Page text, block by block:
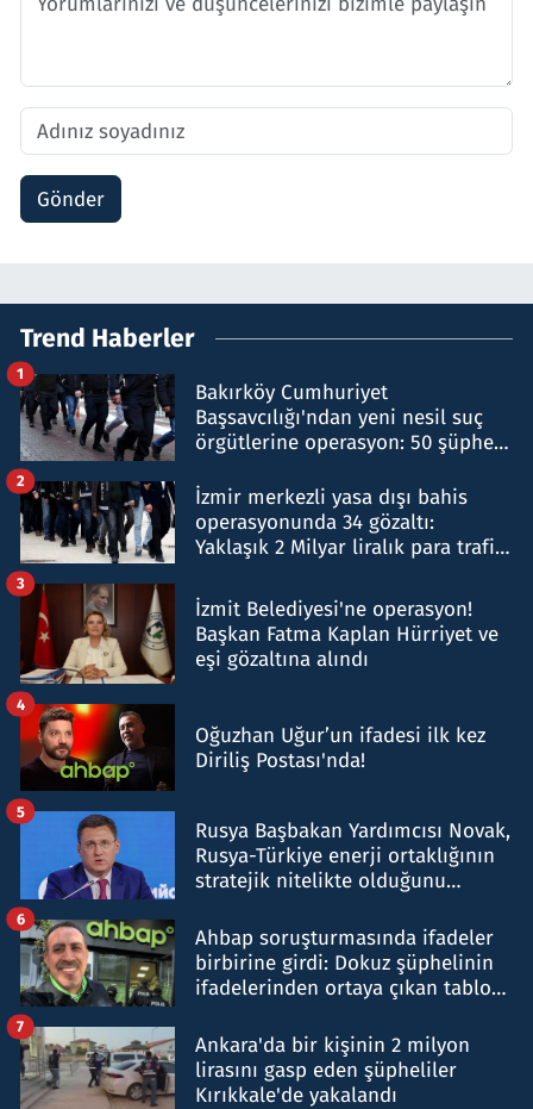
Gönder
Trend Haberler
Bakırköy Cumhuriyet
Başsavcılığı'ndan yeni nesil suç
örgütlerine operasyon: 50 şüpheli
1
İzmir merkezli yasa dışı bahis
operasyonunda 34 gözaltı:
Yaklaşık 2 Milyar liralık para trafiği
2
İzmit Belediyesi'ne operasyon!
Başkan Fatma Kaplan Hürriyet ve
eşi gözaltına alındı
3
Oğuzhan Uğur’un ifadesi ilk kez
Diriliş Postası'nda!
4
Rusya Başbakan Yardımcısı Novak,
Rusya-Türkiye enerji ortaklığının
stratejik nitelikte olduğunu
5
Ahbap soruşturmasında ifadeler
birbirine girdi: Dokuz şüphelinin
ifadelerinden ortaya çıkan tablo
6
Ankara'da bir kişinin 2 milyon
lirasını gasp eden şüpheliler
Kırıkkale'de yakalandı
7